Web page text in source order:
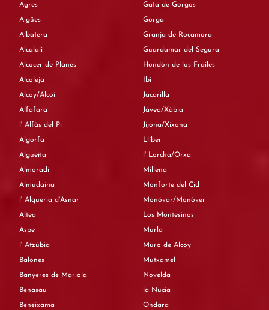
Agres
Aigües
Albatera
Alcalalí
Alcocer de Planes
Alcoleja
Alcoy/Alcoi
Alfafara
l' Alfàs del Pi
Algorfa
Algueña
Almoradí
Almudaina
l' Alqueria d'Asnar
Altea
Aspe
l' Atzúbia
Balones
Banyeres de Mariola
Benasau
Beneixama
Gata de Gorgos
Gorga
Granja de Rocamora
Guardamar del Segura
Hondón de los Frailes
Ibi
Jacarilla
Jávea/Xàbia
Jijona/Xixona
Llíber
l' Lorcha/Orxa
Millena
Monforte del Cid
Monóvar/Monòver
Los Montesinos
Murla
Muro de Alcoy
Mutxamel
Novelda
la Nucia
Ondara